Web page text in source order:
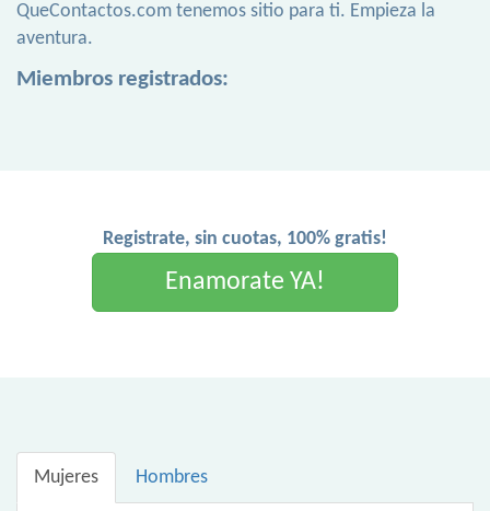
QueContactos.com tenemos sitio para ti. Empieza la
aventura.
Miembros registrados:
Registrate, sin cuotas, 100% gratis!
Enamorate YA!
Mujeres Hombres